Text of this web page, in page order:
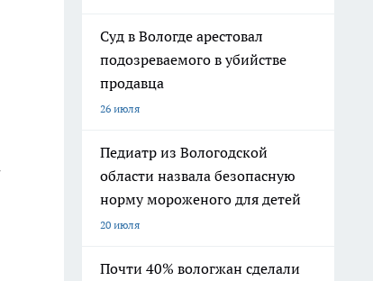
Суд в Вологде арестовал
подозреваемого в убийстве
продавца
26 июля
Педиатр из Вологодской
области назвала безопасную
норму мороженого для детей
20 июля
Почти 40% вологжан сделали